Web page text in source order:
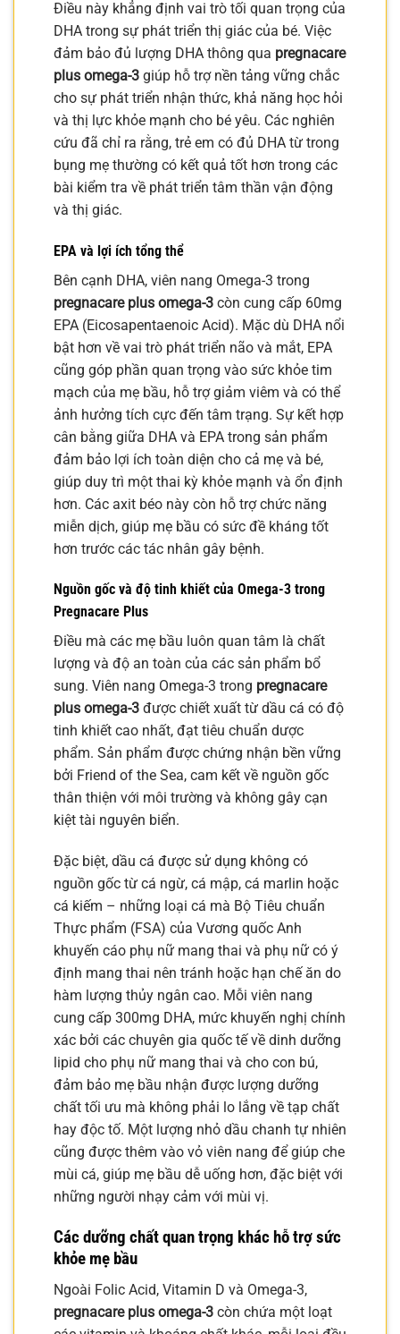
Điều này khẳng định vai trò tối quan trọng của
DHA trong sự phát triển thị giác của bé. Việc
đảm bảo đủ lượng DHA thông qua pregnacare
plus omega-3 giúp hỗ trợ nền tảng vững chắc
cho sự phát triển nhận thức, khả năng học hỏi
và thị lực khỏe mạnh cho bé yêu. Các nghiên
cứu đã chỉ ra rằng, trẻ em có đủ DHA từ trong
bụng mẹ thường có kết quả tốt hơn trong các
bài kiểm tra về phát triển tâm thần vận động
và thị giác.
EPA và lợi ích tổng thể
Bên cạnh DHA, viên nang Omega-3 trong
pregnacare plus omega-3 còn cung cấp 60mg
EPA (Eicosapentaenoic Acid). Mặc dù DHA nổi
bật hơn về vai trò phát triển não và mắt, EPA
cũng góp phần quan trọng vào sức khỏe tim
mạch của mẹ bầu, hỗ trợ giảm viêm và có thể
ảnh hưởng tích cực đến tâm trạng. Sự kết hợp
cân bằng giữa DHA và EPA trong sản phẩm
đảm bảo lợi ích toàn diện cho cả mẹ và bé,
giúp duy trì một thai kỳ khỏe mạnh và ổn định
hơn. Các axit béo này còn hỗ trợ chức năng
miễn dịch, giúp mẹ bầu có sức đề kháng tốt
hơn trước các tác nhân gây bệnh.
Nguồn gốc và độ tinh khiết của Omega-3 trong
Pregnacare Plus
Điều mà các mẹ bầu luôn quan tâm là chất
lượng và độ an toàn của các sản phẩm bổ
sung. Viên nang Omega-3 trong pregnacare
plus omega-3 được chiết xuất từ dầu cá có độ
tinh khiết cao nhất, đạt tiêu chuẩn dược
phẩm. Sản phẩm được chứng nhận bền vững
bởi Friend of the Sea, cam kết về nguồn gốc
thân thiện với môi trường và không gây cạn
kiệt tài nguyên biển.
Đặc biệt, dầu cá được sử dụng không có
nguồn gốc từ cá ngừ, cá mập, cá marlin hoặc
cá kiếm – những loại cá mà Bộ Tiêu chuẩn
Thực phẩm (FSA) của Vương quốc Anh
khuyến cáo phụ nữ mang thai và phụ nữ có ý
định mang thai nên tránh hoặc hạn chế ăn do
hàm lượng thủy ngân cao. Mỗi viên nang
cung cấp 300mg DHA, mức khuyến nghị chính
xác bởi các chuyên gia quốc tế về dinh dưỡng
lipid cho phụ nữ mang thai và cho con bú,
đảm bảo mẹ bầu nhận được lượng dưỡng
chất tối ưu mà không phải lo lắng về tạp chất
hay độc tố. Một lượng nhỏ dầu chanh tự nhiên
cũng được thêm vào vỏ viên nang để giúp che
mùi cá, giúp mẹ bầu dễ uống hơn, đặc biệt với
những người nhạy cảm với mùi vị.
Các dưỡng chất quan trọng khác hỗ trợ sức
khỏe mẹ bầu
Ngoài Folic Acid, Vitamin D và Omega-3,
pregnacare plus omega-3 còn chứa một loạt